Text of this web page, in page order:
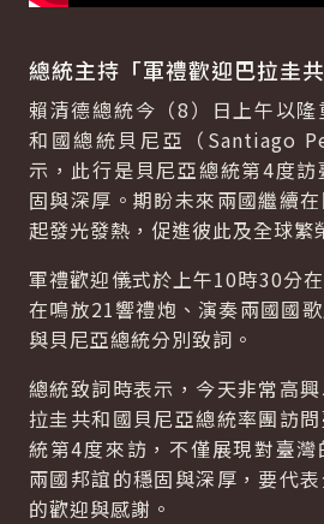
總統主持「軍禮歡迎巴拉圭
賴清德總統今（8）日上午以
和國總統貝尼亞（ Santiago
示，此行是貝尼亞總統第4度
固與深厚。期盼未來兩國繼續
起發光發熱，促進彼此及全球繁
軍禮歡迎儀式於上午10時30分
在鳴放21響禮炮、演奏兩國國
與貝尼亞總統分別致詞。
總統致詞時表示，今天非常高
拉圭共和國貝尼亞總統率團訪
統第4度來訪，不僅展現對臺
兩國邦誼的穩固與深厚，要代
的歡迎與感謝。